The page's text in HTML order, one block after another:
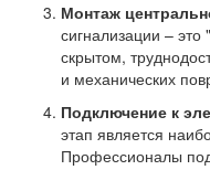
Монтаж
сигнализации –
скрытом,
и механических
Подключение к
этап является
Профессионалы